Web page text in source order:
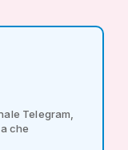
Telegram,
che